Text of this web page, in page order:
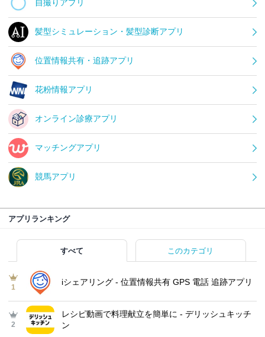
自撮りアプリ
髪型シミュレーション・髪型診断アプリ
位置情報共有・追跡アプリ
花粉情報アプリ
オンライン診療アプリ
マッチングアプリ
競馬アプリ
アプリランキング
すべて このカテゴリ
1
iシェアリング - 位置情報共有 GPS 電話 追跡アプリ
2
レシピ動画で料理献立を簡単‪に - デリッシュキッチ
ン